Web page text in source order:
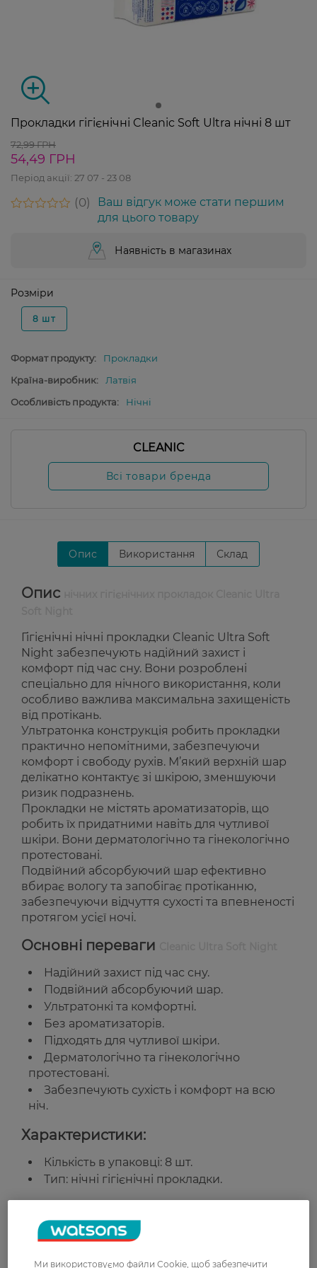
Прокладки гігієнічні Cleanic Soft Ultra нічні 8 шт
72,99 ГРН
54,49 ГРН
Період акції: 27 07 - 23 08
0
Ваш відгук може стати першим
для цього товару
Наявність в магазинах
Розміри
8 шт
Формат продукту:
Прокладки
Країна-виробник:
Латвія
Особливість продукта:
Нічні
CLEANIC
Всі товари бренда
Опис Використання Склад
Опис
Гігієнічні нічні прокладки Cleanic Ultra Soft
Night забезпечують надійний захист і
комфорт під час сну. Вони розроблені
спеціально для нічного використання, коли
особливо важлива максимальна захищеність
від протікань.
Ультратонка конструкція робить прокладки
практично непомітними, забезпечуючи
комфорт і свободу рухів. М’який верхній шар
делікатно контактує зі шкірою, зменшуючи
ризик подразнень.
Прокладки не містять ароматизаторів, що
робить їх придатними навіть для чутливої
шкіри. Вони дерматологічно та гінекологічно
протестовані.
Подвійний абсорбуючий шар ефективно
вбирає вологу та запобігає протіканню,
забезпечуючи відчуття сухості та впевненості
протягом усієї ночі.
Основні переваги
Надійний захист під час сну.
Подвійний абсорбуючий шар.
Ультратонкі та комфортні.
Без ароматизаторів.
Підходять для чутливої шкіри.
Дерматологічно та гінекологічно
протестовані.
Забезпечують сухість і комфорт на всю
ніч.
Характеристики:
Кількість в упаковці: 8 шт.
Тип: нічні гігієнічні прокладки.
Країна-виробник:Латвія
Рейтинг та відгуки
Ми використовуємо файли Cookie, щоб забезпечити